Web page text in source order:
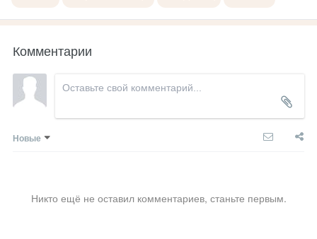
Комментарии
Новые
Никто ещё не оставил комментариев, станьте первым.